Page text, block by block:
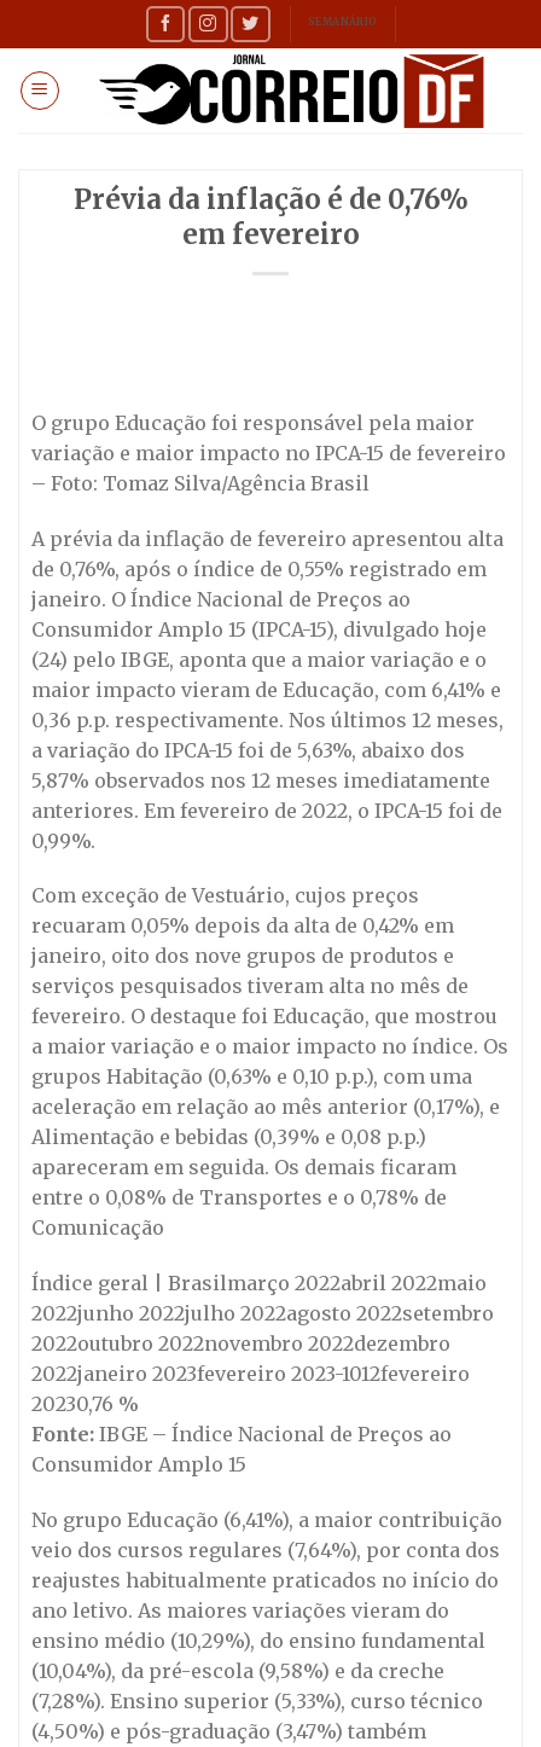
to
content
SEMANÁRIO
Prévia da inflação é de 0,76%
em fevereiro
O grupo Educação foi responsável pela maior
variação e maior impacto no IPCA-15 de fevereiro
– Foto: Tomaz Silva/Agência Brasil
A prévia da inflação de fevereiro apresentou alta
de 0,76%, após o índice de 0,55% registrado em
janeiro. O Índice Nacional de Preços ao
Consumidor Amplo 15 (IPCA-15), divulgado hoje
(24) pelo IBGE, aponta que a maior variação e o
maior impacto vieram de Educação, com 6,41% e
0,36 p.p. respectivamente. Nos últimos 12 meses,
a variação do IPCA-15 foi de 5,63%, abaixo dos
5,87% observados nos 12 meses imediatamente
anteriores. Em fevereiro de 2022, o IPCA-15 foi de
0,99%.
Com exceção de Vestuário, cujos preços
recuaram 0,05% depois da alta de 0,42% em
janeiro, oito dos nove grupos de produtos e
serviços pesquisados tiveram alta no mês de
fevereiro. O destaque foi Educação, que mostrou
a maior variação e o maior impacto no índice. Os
grupos Habitação (0,63% e 0,10 p.p.), com uma
aceleração em relação ao mês anterior (0,17%), e
Alimentação e bebidas (0,39% e 0,08 p.p.)
apareceram em seguida. Os demais ficaram
entre o 0,08% de Transportes e o 0,78% de
Comunicação
Índice geral | Brasilmarço 2022abril 2022maio
2022junho 2022julho 2022agosto 2022setembro
2022outubro 2022novembro 2022dezembro
2022janeiro 2023fevereiro 2023-1012fevereiro
20230,76 %
Fonte: IBGE – Índice Nacional de Preços ao
Consumidor Amplo 15
No grupo Educação (6,41%), a maior contribuição
veio dos cursos regulares (7,64%), por conta dos
reajustes habitualmente praticados no início do
ano letivo. As maiores variações vieram do
ensino médio (10,29%), do ensino fundamental
(10,04%), da pré-escola (9,58%) e da creche
(7,28%). Ensino superior (5,33%), curso técnico
(4,50%) e pós-graduação (3,47%) também